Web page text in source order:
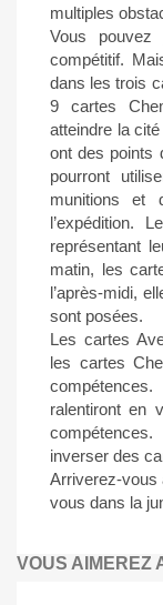
multiples
Vous
compétitif.
dans les trois
9 cartes
atteindre la
ont des points
pourront
munitions et
l’expédition.
représentant
matin, les
l’après-midi,
sont posées.
Les cartes
les cartes
ralentiront en
inverser des
Arriverez-vous
vous dans la
VOUS AIMEREZ